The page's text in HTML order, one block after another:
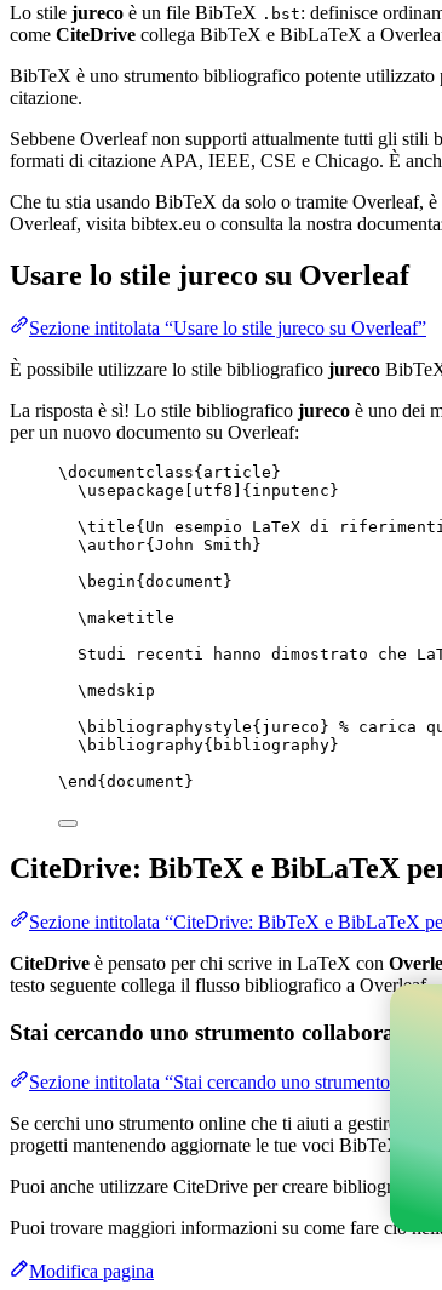
Lo stile jureco è un file BibTeX .bst: definisce
come CiteDrive collega BibTeX e BibLaTeX a
BibTeX è uno strumento bibliografico potente
citazione.
Sebbene Overleaf non supporti attualmente tutti gli
formati di citazione APA, IEEE, CSE e Chicago. È
Che tu stia usando BibTeX da solo o tramite Overleaf,
Overleaf, visita bibtex.eu o consulta la nostra
Usare lo stile jureco su Overleaf
Sezione intitolata “Usare lo stile jureco su Overleaf”
È possibile utilizzare lo stile bibliografico jureco
La risposta è sì! Lo stile bibliografico jureco è uno dei
per un nuovo documento su Overleaf:
\documentclass{ article }
\usepackage
utf8 ]{ inputenc }
\title{Un esempio LaTeX di
\author{John Smith}
\begin{ document }
\maketitle
Studi recenti hanno dimostrato che
\medskip
\bibliographystyle{jureco} % carica
\bibliography{bibliography}
\end { document }
CiteDrive: BibTeX e BibLaTeX
Sezione intitolata “CiteDrive: BibTeX e BibLaTeX
CiteDrive è pensato per chi scrive in LaTeX con
testo seguente collega il flusso bibliografico a Overleaf.
Stai cercando uno strumento collaborativo
Sezione intitolata “Stai cercando uno strumento
Se cerchi uno strumento online che ti aiuti a gestire i
progetti mantenendo aggiornate le tue voci BibTeX nel
Puoi anche utilizzare CiteDrive per creare bibliografie
Puoi trovare maggiori informazioni su come fare ciò
Modifica pagina